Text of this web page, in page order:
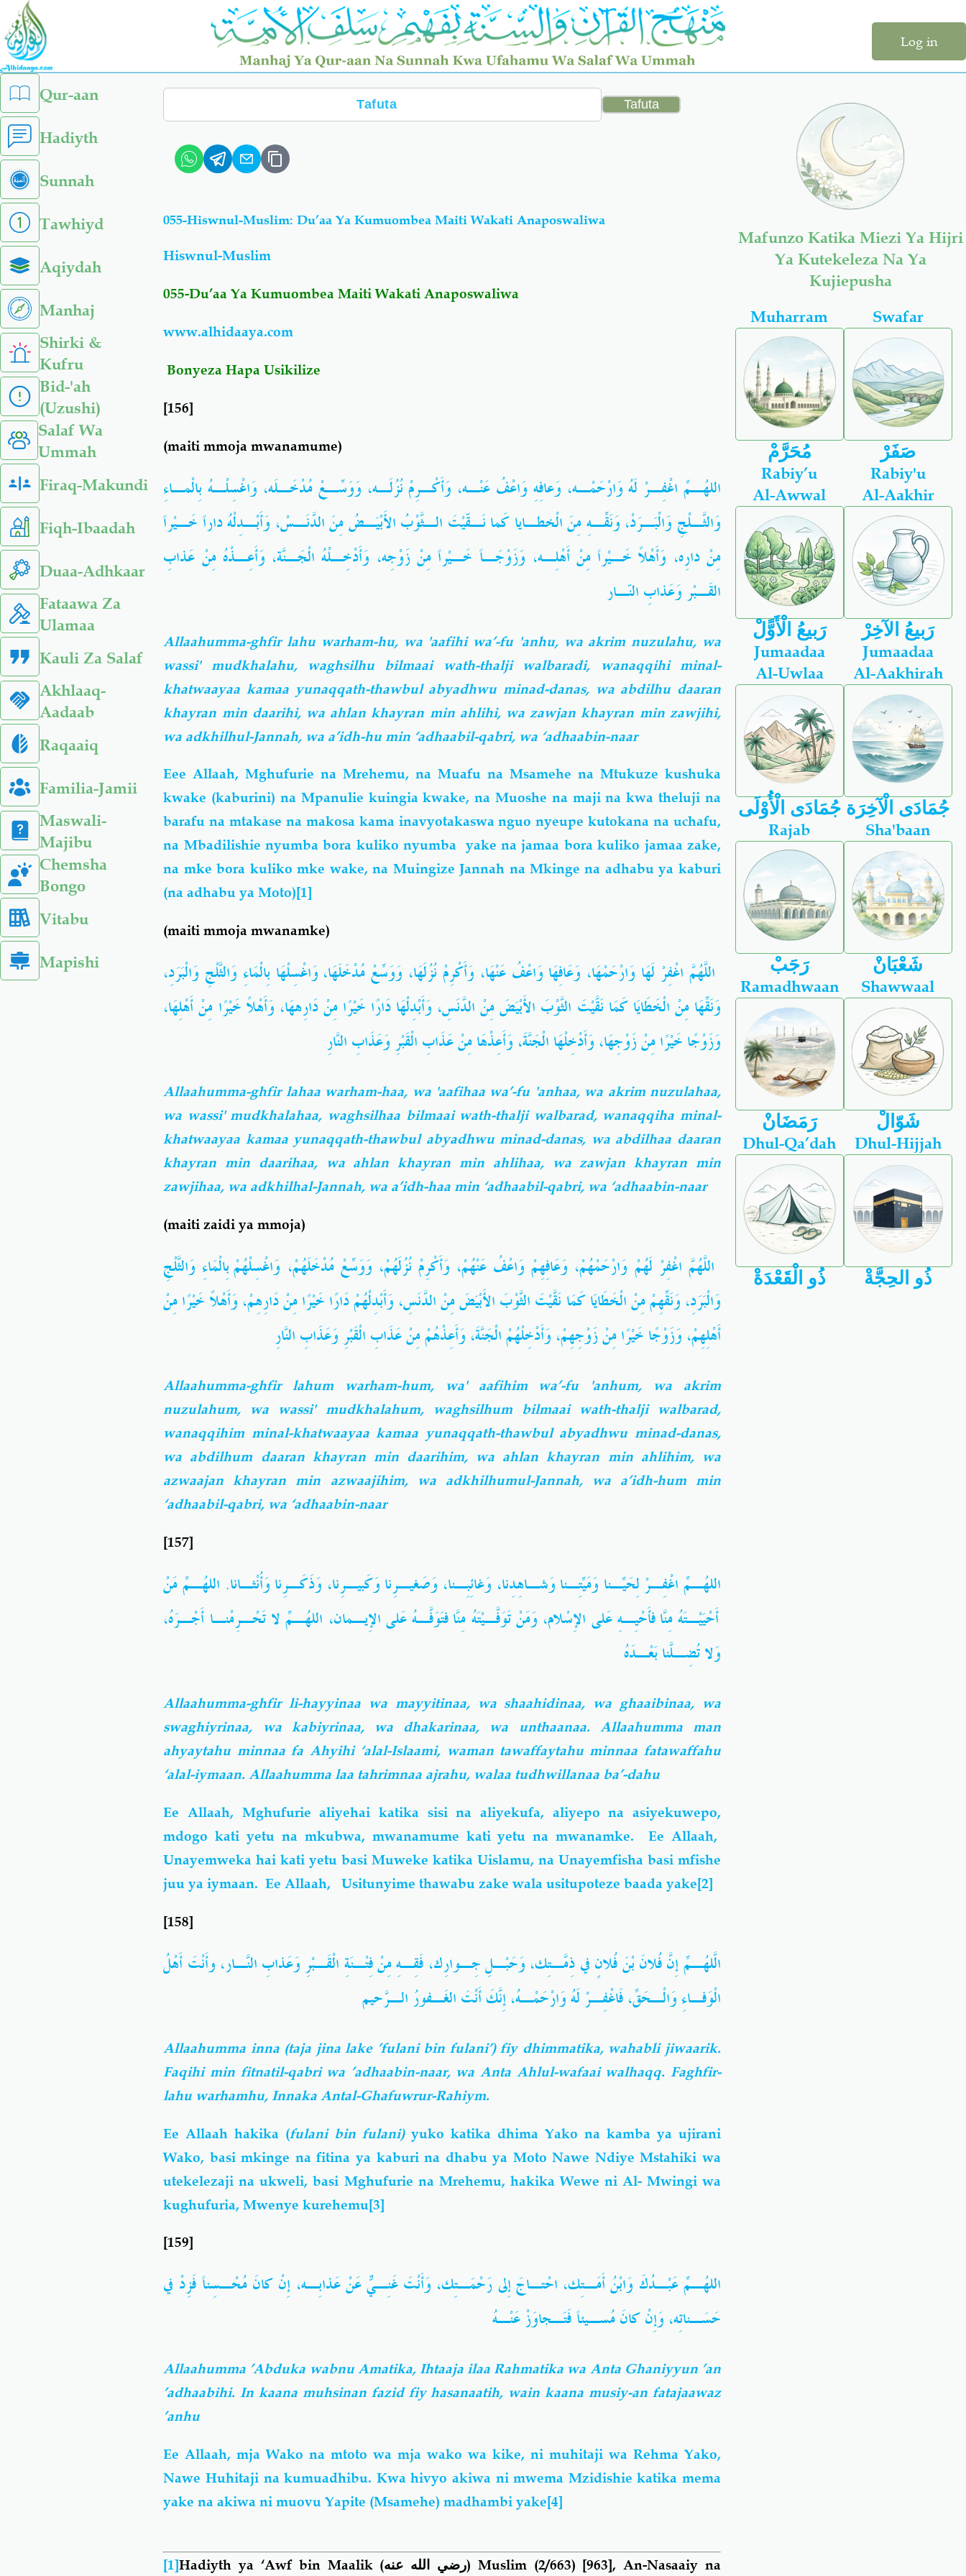
Skip
main
content
Log in
left
sidebar
menu
Qur-aan
Hadiyth
Sunnah
Tawhiyd
Aqiydah
Manhaj
Shirki &
Kufru
Bid-'ah
(Uzushi)
Salaf Wa
Ummah
Firaq-Makundi
Fiqh-Ibaadah
Duaa-Adhkaar
Fataawa Za
Ulamaa
Kauli Za Salaf
Akhlaaq-
Aadaab
Raqaaiq
Familia-Jamii
Maswali-
Majibu
Chemsha
Bongo
Vitabu
Mapishi
Search
055-Hiswnul-Muslim: Du’aa Ya Kumuombea Maiti Wakati Anaposwaliwa
Hiswnul-Muslim
055-Du’aa Ya Kumuombea Maiti Wakati Anaposwaliwa
www.alhidaaya.com
Bonyeza Hapa Usikilize
[156]
(maiti mmoja mwanamume)
اللهُـمِّ اغْفِـرْ لَهُ وَارْحَمْـه، وَعافِهِ وَاعْفُ عَنْـه، وَأَكْـرِمْ نُزُلَـه، وَوَسِّـعْ مُدْخَـلَه، وَاغْسِلْـهُ بِالْمـاءِ
وَالثَّـلْجِ وَالْبَـرَدْ، وَنَقِّـهِ مِنَ الْخطـايا كَما نَـقّيْتَ الـثَّوْبُ الأَبْيَـضُ مِنَ الدَّنَـسْ، وَأَبْـدِلْهُ داراً خَـيْراً
مِنْ دارِه، وَأَهْلاً خَـيْراً مِنْ أَهْلِـه، وَزَوْجَـاً خَـيْراً مِنْ زَوْجِه، وَأَدْخِـلْهُ الْجَـنَّة، وَأَعِـذْهُ مِنْ عَذابِ
القَـبْر وَعَذابِ النّـار
Allaahumma-ghfir lahu warham-hu, wa 'aafihi wa’-fu 'anhu, wa akrim nuzulahu, wa
wassi' mudkhalahu, waghsilhu bilmaai wath-thalji walbaradi, wanaqqihi minal-
khatwaayaa kamaa yunaqqath-thawbul abyadhwu minad-danas, wa abdilhu daaran
khayran min daarihi, wa ahlan khayran min ahlihi, wa zawjan khayran min zawjihi,
wa adkhilhul-Jannah, wa a’idh-hu min ‘adhaabil-qabri, wa ‘adhaabin-naar
Eee Allaah, Mghufurie na Mrehemu, na Muafu na Msamehe na Mtukuze kushuka
kwake (kaburini) na Mpanulie kuingia kwake, na Muoshe na maji na kwa theluji na
barafu na mtakase na makosa kama inavyotakaswa nguo nyeupe kutokana na uchafu,
na Mbadilishie nyumba bora kuliko nyumba yake na jamaa bora kuliko jamaa zake,
na mke bora kuliko mke wake, na Muingize Jannah na Mkinge na adhabu ya kaburi
(na adhabu ya Moto)[1]
(maiti mmoja mwanamke)
اللَّهُمَّ اغْفِرْ لَهَا وَارْحَمْهَا، وَعَافِهَا وَاعْفُ عَنْهَا، وَأَكْرِمْ نُزُلَهَا، وَوَسِّعْ مُدْخَلَهَا، وَاغْسِلْهَا بِالْمَاءِ وَالثَّلْجِ وَالْبَرَدِ،
وَنَقِّهَا مِنْ الْخَطَايَا كَمَا نَقَّيْتَ الثَّوْبَ الأَبْيَضَ مِنْ الدَّنَسِ، وَأَبْدِلْهَا دَارًا خَيْرًا مِنْ دَارِههَا، وَأَهْلاً خَيْرًا مِنْ أَهْلِهَا،
وَزَوْجًا خَيْرًا مِنْ زَوْجِهَا، وَأَدْخِلْهَا الْجَنَّةَ، وَأَعِذْهَا مِنْ عَذَابِ الْقَبْرِ وَعَذَابِ النَّارِ
Allaahumma-ghfir lahaa warham-haa, wa 'aafihaa wa’-fu 'anhaa, wa akrim nuzulahaa,
wa wassi' mudkhalahaa, waghsilhaa bilmaai wath-thalji walbarad, wanaqqiha minal-
khatwaayaa kamaa yunaqqath-thawbul abyadhwu minad-danas, wa abdilhaa daaran
khayran min daarihaa, wa ahlan khayran min ahlihaa, wa zawjan khayran min
zawjihaa, wa adkhilhal-Jannah, wa a’idh-haa min ‘adhaabil-qabri, wa ‘adhaabin-naar
(maiti zaidi ya mmoja)
اللَّهُمَّ اغْفِرْ لَهُمْ وَارْحَمْهُمْ، وَعَافِهِمْ وَاعْفُ عَنْهُمْ، وَأَكْرِمْ نُزُلَهُمْ، وَوَسِّعْ مُدْخَلَهُمْ، وَاغْسِلْهُمْ بِالْمَاءِ وَالثَّلْجِ
وَالْبَرَدِ، وَنَقِّهِمْ مِنْ الْخَطَايَا كَمَا نَقَّيْتَ الثَّوْبَ الأَبْيَضَ مِنْ الدَّنَسِ، وَأَبْدِلْهُمْ دَارًا خَيْرًا مِنْ دَارِهِمْ، وَأَهْلاً خَيْرًا مِنْ
أَهْلِهِمْ، وَزَوْجًا خَيْرًا مِنْ زَوْجِهِمْ، وَأَدْخِلْهُمْ الْجَنَّةَ، وَأَعِذْهُمْ مِنْ عَذَابِ الْقَبْرِ وَعَذَابِ النَّارِ
Allaahumma-ghfir lahum warham-hum, wa' aafihim wa’-fu 'anhum, wa akrim
nuzulahum, wa wassi' mudkhalahum, waghsilhum bilmaai wath-thalji walbarad,
wanaqqihim minal-khatwaayaa kamaa yunaqqath-thawbul abyadhwu minad-danas,
wa abdilhum daaran khayran min daarihim, wa ahlan khayran min ahlihim, wa
azwaajan khayran min azwaajihim, wa adkhilhumul-Jannah, wa a’idh-hum min
‘adhaabil-qabri, wa ‘adhaabin-naar
[157]
اللهُـمِّ اغْفِـرْ لِحَيِّـنا وَمَيِّتِـنا وَشـاهِدِنا، وَغائِبِـنا، وَصَغيـرِنا وَكَبيـرِنا، وَذَكَـرِنا وَأُنْثـانا. اللهُـمِّ مَنْ
أَحْيَيْـتَهُ مِنّا فَأَحْيِـهِ عَلى الإِسْلام، وَمَنْ تَوَفَّـيْتَهُ مِنّا فَتَوَفَّـهُ عَلى الإِيـمان، اللهُـمِّ لا تَحْـرِمْنـا أَجْـرَهُ،
وَلا تُضِـلَّنا بَعْـدَهُ
Allaahumma-ghfir li-hayyinaa wa mayyitinaa, wa shaahidinaa, wa ghaaibinaa, wa
swaghiyrinaa, wa kabiyrinaa, wa dhakarinaa, wa unthaanaa. Allaahumma man
ahyaytahu minnaa fa Ahyihi ‘alal-Islaami, waman tawaffaytahu minnaa fatawaffahu
‘alal-iymaan. Allaahumma laa tahrimnaa ajrahu, walaa tudhwillanaa ba’-dahu
Ee Allaah, Mghufurie aliyehai katika sisi na aliyekufa, aliyepo na asiyekuwepo,
mdogo kati yetu na mkubwa, mwanamume kati yetu na mwanamke. Ee Allaah,
Unayemweka hai kati yetu basi Muweke katika Uislamu, na Unayemfisha basi mfishe
juu ya iymaan.Ee Allaah, Usitunyime thawabu zake wala usitupoteze baada yake[2]
[158]
الَّلهُـمِّ إِنَّ فُلانَ بْنَ فُلانٍ في ذِمَّـتِك، وَحَبْـلِ جِـوارِك، فَقِـهِ مِنْ فِتْـنَةِ الْقَـبْرِ وَعَذابِ النّـار، وَأَنْتَ أَهْلُ
الْوَفـاءِ وَالْـحَقِّ، فَاغْفِـرْ لَهُ وَارْحَمْـهُ، إِنَّكَ أَنْتَ الغَـفورُ الـرَّحيم
Allaahumma inna (taja jina lake ’fulani bin fulani’) fiy dhimmatika, wahabli jiwaarik.
Faqihi min fitnatil-qabri wa ’adhaabin-naar, wa Anta Ahlul-wafaai walhaqq. Faghfir-
lahu warhamhu, Innaka Antal-Ghafuwrur-Rahiym.
Ee Allaah hakika (fulani bin fulani)yuko katika dhima Yako na kamba ya ujirani
Wako, basi mkinge na fitina ya kaburi na dhabu ya Moto Nawe Ndiye Mstahiki wa
utekelezaji na ukweli, basi Mghufurie na Mrehemu, hakika Wewe ni Al- Mwingi wa
kughufuria, Mwenye kurehemu[3]
[159]
اللهُـمِّ عَبْـدُكَ وَابْنُ أَمَـتِك، احْتـاجَ إِلى رَحْمَـتِك، وَأَنْتَ غَنِـيٌّ عَنْ عَذابِـه، إِنْ كانَ مُحْـسِناً فَزِدْ في
حَسَـناتِه، وَإِنْ كانَ مُسـيئاً فَتَـجاوَزْ عَنْـهُ
Allaahumma ’Abduka wabnu Amatika, Ihtaaja ilaa Rahmatika wa Anta Ghaniyyun ’an
’adhaabihi. In kaana muhsinan fazid fiy hasanaatih, wain kaana musiy-an fatajaawaz
’anhu
Ee Allaah, mja Wako na mtoto wa mja wako wa kike, ni muhitaji wa Rehma Yako,
Nawe Huhitaji na kumuadhibu. Kwa hivyo akiwa ni mwema Mzidishie katika mema
yake na akiwa ni muovu Yapite (Msamehe) madhambi yake[4]
[1]Hadiyth ya ‘Awf bin Maalik (رضي الله عنه) Muslim (2/663) [963], An-Nasaaiy na
Mafunzo Katika Miezi Ya Hijri
Ya Kutekeleza Na Ya
Kujiepusha
Muharram
مُحَرَّمْ
Swafar
صَفَرْ
Rabiy’u
Al-Awwal
رَبيعُ الْأَوًّلْ
Rabiy'u
Al-Aakhir
رَبيعُ الآخِرْ
Jumaadaa
Al-Uwlaa
جُمَادَى الْأُوْلَى
Jumaadaa
Al-Aakhirah
جُمَادَى الْآخِرَة
Rajab
رَجَبْ
Sha'baan
شَعْبَانْ
Ramadhwaan
رَمَضَانْ
Shawwaal
شَوّالْ
Dhul-Qa’dah
ذُو الْقَعْدَةْ
Dhul-Hijjah
ذُو الحِجَّةْ